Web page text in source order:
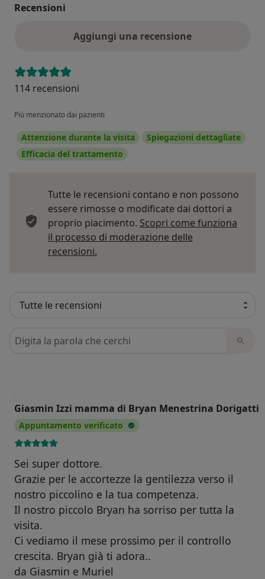
Recensioni
Aggiungi una recensione
114 recensioni
Più menzionato dai pazienti
Attenzione durante la visita
Spiegazioni dettagliate
Efficacia del trattamento
Tutte le recensioni contano e non possono
essere rimosse o modificate dai dottori a
proprio piacimento. Scopri come funziona
il processo di moderazione delle
recensioni.
Cerca nelle recensioni
Giasmin Izzi mamma di Bryan Menestrina Dorigatti
Appuntamento verificato
Sei super dottore.
Grazie per le accortezze la gentilezza verso il
nostro piccolino e la tua competenza.
Il nostro piccolo Bryan ha sorriso per tutta la
visita.
Ci vediamo il mese prossimo per il controllo
crescita. Bryan già ti adora..
da Giasmin e Muriel